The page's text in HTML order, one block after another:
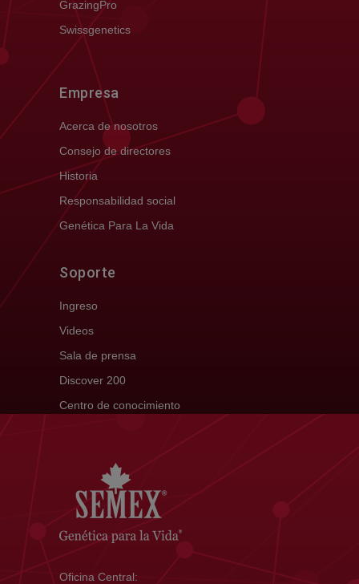
GrazingPro
Swissgenetics
Empresa
Acerca de nosotros
Consejo de directores
Historia
Responsabilidad social
Genética Para La Vida
Soporte
Ingreso
Videos
Sala de prensa
Discover 200
Centro de conocimiento
Oficina Central: